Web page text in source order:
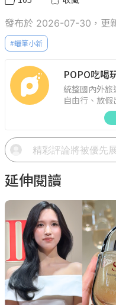
發布於 2026-07-30，更
#蠟筆小新
POPO吃喝
統整國內外
自由行、放
會聚餐、人
驗、星座運
延伸閱讀